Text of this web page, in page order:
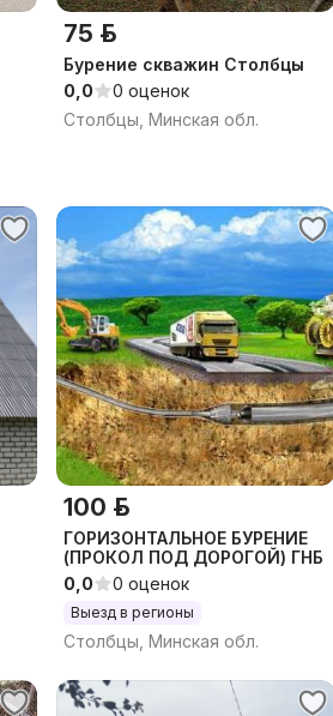
75 р.
Бурение скважин Столбцы
0,0
0 оценок
Столбцы, Минская обл.
100 р.
ГОРИЗОНТАЛЬНОЕ БУРЕНИЕ
(ПРОКОЛ ПОД ДОРОГОЙ) ГНБ
0,0
0 оценок
Выезд в регионы
Столбцы, Минская обл.